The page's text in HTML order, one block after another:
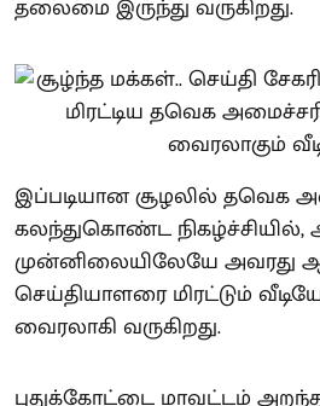
தலைமை இருந்து வருகிறது.
இப்படியான சூழலில் தவெக
கலந்துகொண்ட நிகழ்ச்சியில்,
முன்னிலையிலேயே அவரது
செய்தியாளரை மிரட்டும்
வைரலாகி வருகிறது.
புதுக்கோட்டை மாவட்டம்